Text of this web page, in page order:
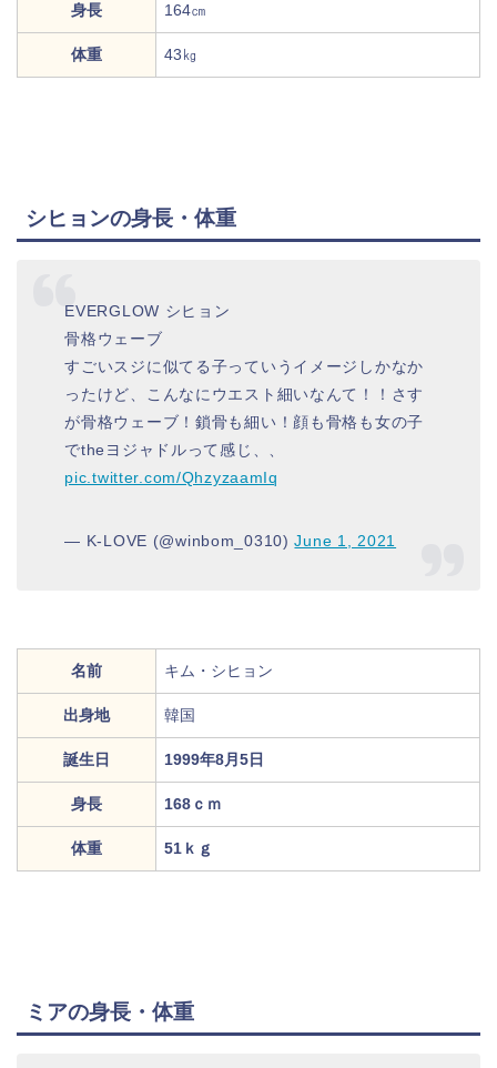
身長 164㎝
体重 43㎏
シヒョンの身長・体重
EVERGLOW シヒョン
骨格ウェーブ
すごいスジに似てる子っていうイメージしかなか
ったけど、こんなにウエスト細いなんて！！さす
が骨格ウェーブ！鎖骨も細い！顔も骨格も女の子
でtheヨジャドルって感じ、、
pic.twitter.com/QhzyzaamIq
— K-LOVE (@winbom_0310)June 1, 2021
名前 キム・シヒョン
出身地 韓国
誕生日 1999年8月5日
身長 168ｃｍ
体重 51ｋｇ
ミアの身長・体重